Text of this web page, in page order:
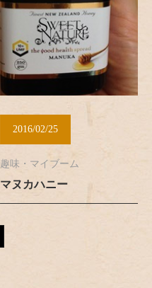
2016/02/25
趣味・マイブーム
マヌカハニー